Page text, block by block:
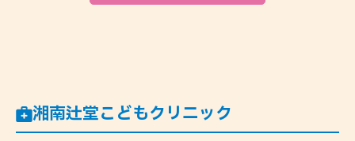
湘南辻堂こどもクリニック